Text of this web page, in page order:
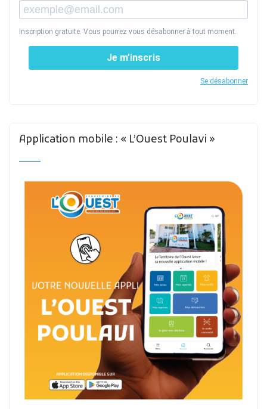
Inscription gratuite. Vous pourrez vous désabonner à tout moment.
Je m’inscris
Se désabonner
Application mobile : « L’Ouest Poulavi »